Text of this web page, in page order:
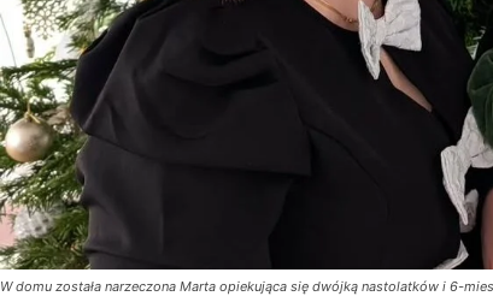
W domu została narzeczona Marta opiekująca się dwójką nastolatków i 6-